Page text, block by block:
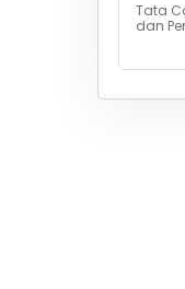
Tata
dan